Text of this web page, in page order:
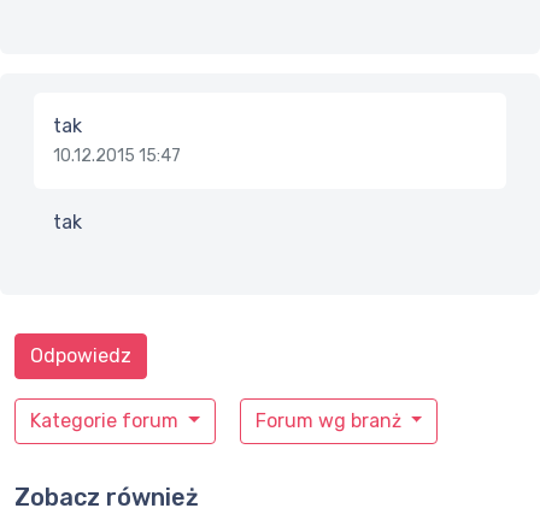
tak
10.12.2015 15:47
tak
Kategorie forum Forum wg branż
Odpowiedz
Zobacz również